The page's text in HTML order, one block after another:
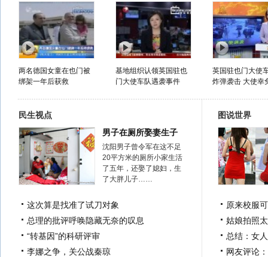
两名德国女童在也门被
绑架一年后获救
基地组织认领英国驻也
门大使车队遇袭事件
英国驻也门大使
炸弹袭击 大使幸
民生视点
男子在厕所娶妻生子
沈阳男子曾令军在这不足
20平方米的厕所小家生活
了五年，还娶了媳妇，生
了大胖儿子……
这次算是找准了试刀对象
总理的批评呼唤隐藏无奈的叹息
“转基因”的科研评审
李娜之争，关公战秦琼
图说世界
原来校服
姑娘拍照
总结：女
网友评论